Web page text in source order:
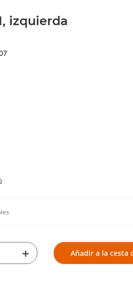
izquierda
Añadir a la cesta